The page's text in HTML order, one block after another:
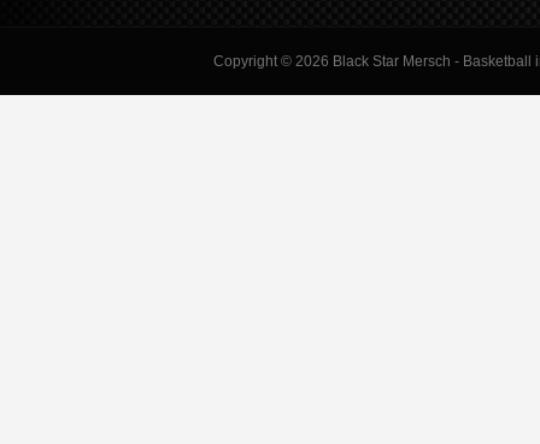
Copyright © 2026 Black Star Mersch - Basketball